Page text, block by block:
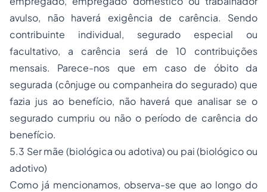
avulso, não haverá exigência de carência. Sendo
contribuinte individual, segurado especial ou
facultativo, a carência será de 10 contribuições
mensais. Parece-nos que em caso de óbito da
segurada (cônjuge ou companheira do segurado) que
fazia jus ao benefício, não haverá que analisar se o
segurado cumpriu ou não o período de carência do
benefício.
5.3 Ser mãe (biológica ou adotiva) ou pai (biológico ou
adotivo)
Como já mencionamos, observa-se que ao longo do